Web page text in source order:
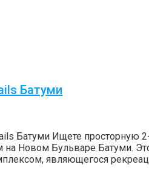
Батуми
Батуми Ищете
Новом Бульваре Батуми.
являющегося